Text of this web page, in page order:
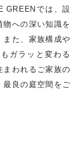
GREENでは、設
への深い知識を
また、家族構成や
ガラッと変わる
まわれるご家族の
最良の庭空間をご